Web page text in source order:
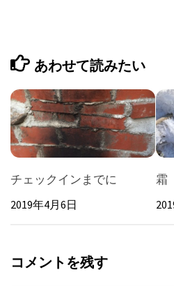
あわせて読みたい
チェックインまでに
2019年4月6日
霜
コメントを残す